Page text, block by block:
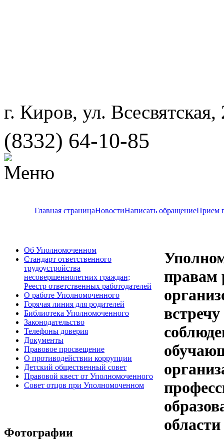
г. Киров, ул. Всесвятская,
(8332) 64-10-85
Главная страницаНовостиНаписать обращениеПрием
Об Уполномоченном
Стандарт ответственного
трудоустройства
несовершеннолетних граждан;
Реестр ответственных работодателей
О работе Уполномоченного
Горячая линия для родителей
Библиотека Уполномоченного
Законодательство
Телефоны доверия
Документы
Правовое просвещение
О противодействии коррупции
Детский общественный совет
Правовой квест от Уполномоченного
Совет отцов при Уполномоченном
Фотографии
правам
области